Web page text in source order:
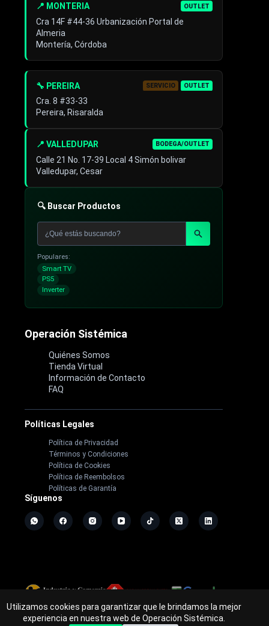
Utilizamos cookies para garantizar que le brindamos la mejor
experiencia en nuestra web de Operación Sistémica.
📍 MONTERIA OUTLET
Cra 14F #44-36 Urbanización Portal de
Almeria
Montería, Córdoba
📍 VALLEDUPAR BODEGA/OUTLET
Calle 21 No. 17-39 Local 4 Simón bolivar
Valledupar, Cesar
🔧 PEREIRA SERVICIO OUTLET
Cra. 8 #33-33
Pereira, Risaralda
🔍 Buscar Productos
Populares:
Smart TV
PS5
Inverter
Operación Sistémica
Quiénes Somos
Tienda Virtual
Información de Contacto
FAQ
Políticas Legales
Política de Privacidad
Términos y Condiciones
Política de Cookies
Política de Reembolsos
Políticas de Garantía
Síguenos
Copyright © 2026 - Operación Sistémica